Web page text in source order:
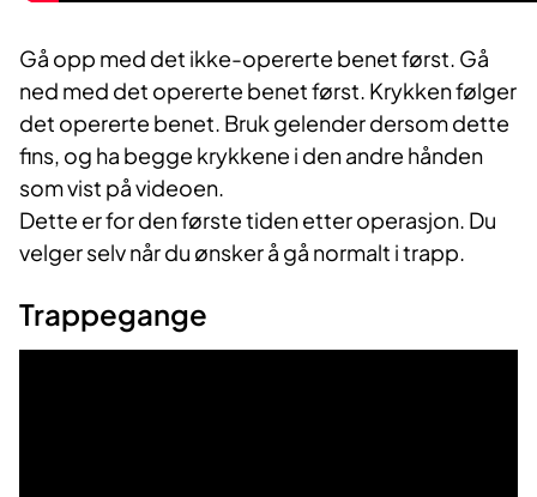
Gå opp med det ikke-opererte benet først. Gå
ned med det opererte benet først. Krykken følger
det opererte benet. Bruk gelender dersom dette
fins, og ha begge krykkene i den andre hånden
som vist på videoen.
Dette er for den første tiden etter operasjon. Du
velger selv når du ønsker å gå normalt i trapp.
Trappegange